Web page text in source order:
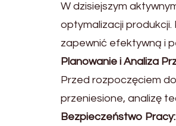
W dzisiejszym
optymalizacji
zapewnić efektywną i
Planowanie i Analiza
Przed rozpoczęciem
przeniesione, analizę
Bezpieczeństwo Pracy: